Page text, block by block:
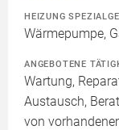
HEIZUNG
Wärmepumpe,
ANGEBOTENE
Wartung,
Austausch,
von